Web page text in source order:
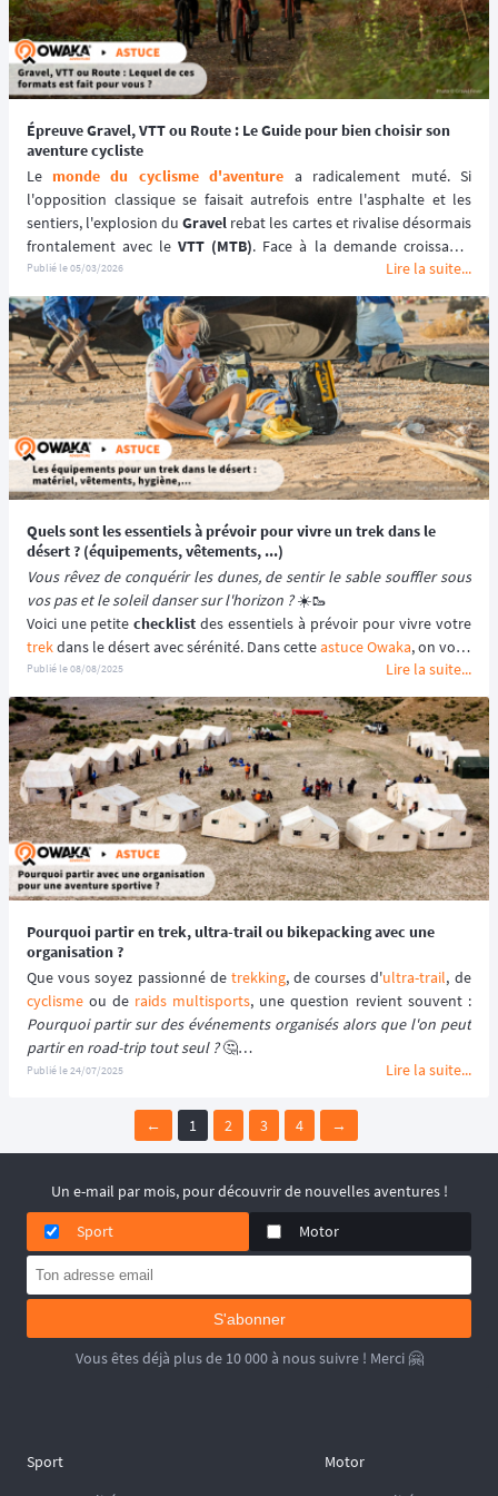
Vous choisissez votre itinéraire, votre rythme, vos bivouacs.
L'autonomie est complète — et la responsabilité aussi.
➡️ Épreuve encadrée par une organisation (recommandé)
Un tracé officiel, des balises GPS pour votre sécurité, une liste de
matériel obligatoire fournie par l'organisateur, et une communauté
d'aventuriers à vos côtés.
Épreuve Gravel, VTT ou Route : Le Guide pour bien choisir son
aventure cycliste
Le monde du cyclisme d'aventure a radicalement muté. Si
l'opposition classique se faisait autrefois entre l'asphalte et les
sentiers, l'explosion du Gravel rebat les cartes et rivalise désormais
frontalement avec le VTT (MTB). Face à la demande croissante
pour l'exploration sur deux roues, les organisateurs d'événements
s'adaptent et proposent aujourd'hui des épreuves multi-formats.
Comment différencier les traces ? Quel matériel privilégier ? Et
surtout, quel format correspond à votre condition physique et à
vos envies de grand large ? 👀⬇️
Publié le05/03/2026 Lire la suite...
Quels sont les essentiels à prévoir pour vivre un trek dans le
désert ? (équipements, vêtements, ...)
Vous rêvez de conquérir les dunes, de sentir le sable souffler sous
vos pas et le soleil danser sur l'horizon ? ☀️🥾
Voici une petite checklist
trek dans le désert avec sérénité. Dans cette astuce Owaka, on vous
conseille d'adapter vos
en fonction de la destination,
de la durée de votre aventure, de votre hébergement sur place
(bivouacs, hôtel)...
👉️ Si vous partez en trip encadré avec une organisation, sachez
que certaines d'entre elles vous demanderont une liste précise
d’équipements, parfois obligatoires, ainsi qu'une liste
d’équipements conseillés.
Publié le08/08/2025 Lire la suite...
Pourquoi partir en trek, ultra-trail ou bikepacking avec une
organisation ?
Que vous soyez passionné de trekking, de courses d'ultra-trail
cyclisme ou de raids multisports
Pourquoi partir sur des événements organisés alors que l'on peut
partir en road-trip tout seul ? 🤔
expédition encadrée . Ce format présente de
nombreux avantages, notamment en matière de
Publié le24/07/2025 Lire la suite...
← 1 2 3 4 →
Un e-mail par mois, pour découvrir de nouvelles aventures !
Sport
Motor
S'abonner
Vous êtes déjà plus de 10 000 à nous suivre ! Merci 🤗
Sport
Motor